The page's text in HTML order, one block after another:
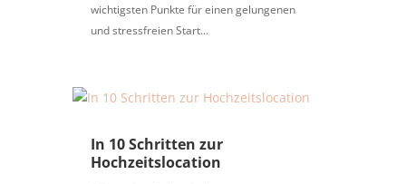
wichtigsten Punkte für einen gelungenen
und stressfreien Start...
In 10 Schritten zur
Hochzeitslocation